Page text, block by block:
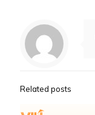
Related posts